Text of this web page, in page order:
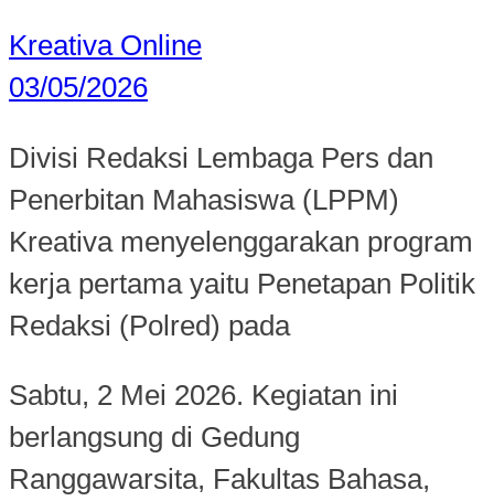
Kreativa Online
03/05/2026
Divisi Redaksi Lembaga Pers dan
Penerbitan Mahasiswa (LPPM)
Kreativa menyelenggarakan program
kerja pertama yaitu Penetapan Politik
Redaksi (Polred) pada
Sabtu, 2 Mei 2026. Kegiatan ini
berlangsung di Gedung
Ranggawarsita, Fakultas Bahasa,